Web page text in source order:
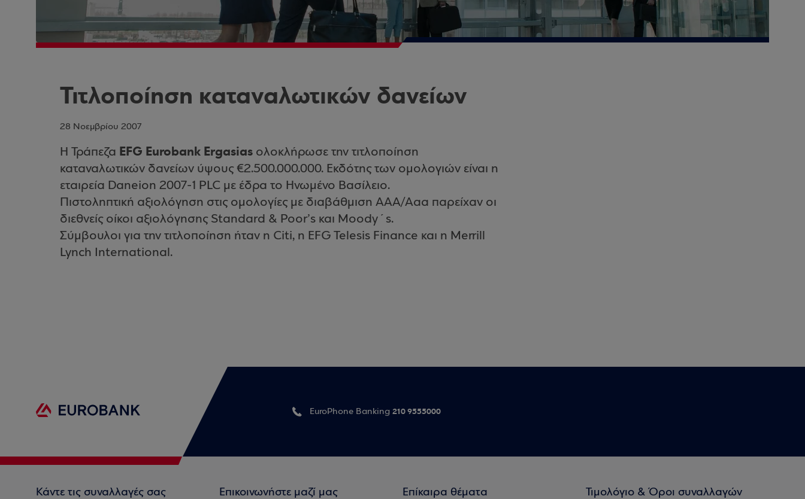
Τιτλοποίηση καταναλωτικών δανείων
28 Νοεμβρίου 2007
Η Τράπεζα EFG Eurobank Ergasias ολοκλήρωσε την τιτλοποίηση
καταναλωτικών δανείων ύψους €2.500.000.000. Εκδότης των ομολογιών είναι η
εταιρεία Daneion 2007-1 PLC με έδρα το Ηνωμένο Βασίλειο.
Πιστοληπτική αξιολόγηση στις ομολογίες με διαβάθμιση AAA/Αaa παρείχαν οι
διεθνείς οίκοι αξιολόγησης Standard & Poor’s και Moody´s.
Σύμβουλοι για την τιτλοποίηση ήταν η Citi, η EFG Telesis Finance και η Merrill
Lynch International.
EuroPhone Banking 210 9555000
Κάντε τις συναλλαγές σας Επικοινωνήστε μαζί μας Επίκαιρα θέματα Τιμολόγιο & Όροι συναλλαγών